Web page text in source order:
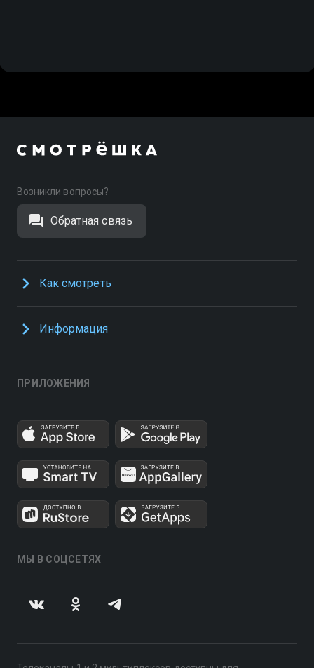
Возникли вопросы?
Обратная связь
Как смотреть
Информация
ПРИЛОЖЕНИЯ
МЫ В СОЦСЕТЯХ